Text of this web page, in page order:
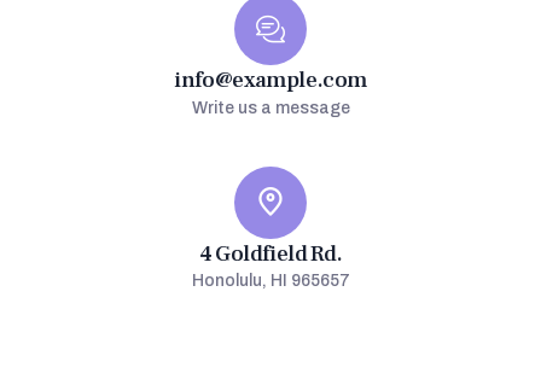
info@example.com
Write us a message
4 Goldfield Rd.
Honolulu, HI 965657